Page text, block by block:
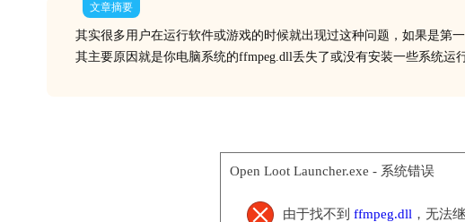
文章摘要
其实很多用户在运行软件或游戏的时候就出现过这种问题，如果是第
其主要原因就是你电脑系统的ffmpeg.dll丢失了或没有安装一些系统运
Open Loot Launcher.exe - 系统错误
由于找不到 ffmpeg.dll ，无法